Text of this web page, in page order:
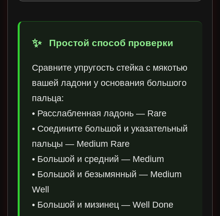
Простой способ проверки
Сравните упругость стейка с мякотью
вашей ладони у основания большого
пальца:
• Расслабленная ладонь — Rare
• Соедините большой и указательный
пальцы — Medium Rare
• Большой и средний — Medium
• Большой и безымянный — Medium
Well
• Большой и мизинец — Well Done